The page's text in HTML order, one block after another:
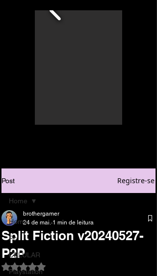
Post Registre-se
Home
Pc
CELULAR
Playstation
Home
Split Fiction v20240527-
P2P
brothergamer
24 de mai. 1 min de leitura
Avaliado com NaN de 5 estrelas.